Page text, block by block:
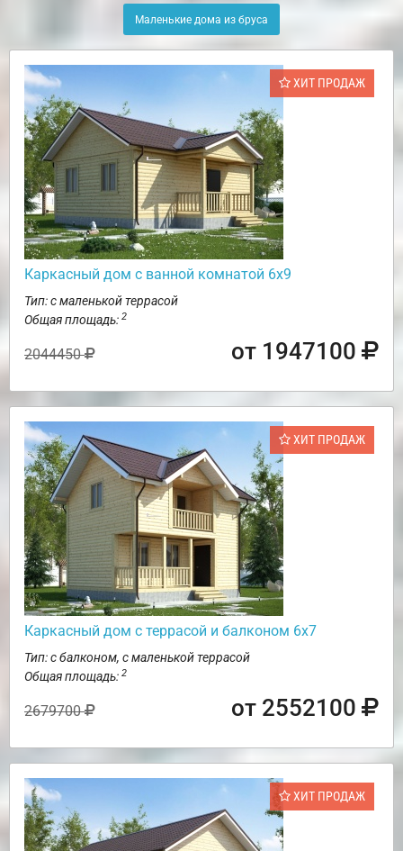
Маленькие дома из бруса
ХИТ ПРОДАЖ
Каркасный дом с ванной комнатой 6х9
Тип: с маленькой террасой
Общая площадь: 2
2044450 от 1947100
ХИТ ПРОДАЖ
Каркасный дом с террасой и балконом 6х7
Тип: с балконом, с маленькой террасой
Общая площадь: 2
2679700 от 2552100
ХИТ ПРОДАЖ